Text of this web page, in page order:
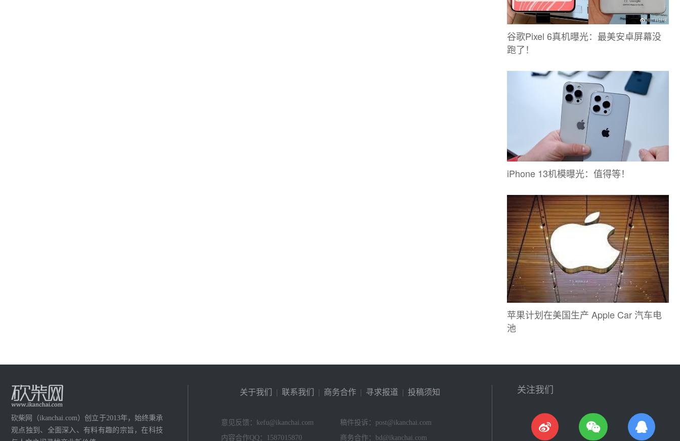
谷歌Pixel 6真机曝光：最美安卓屏幕没
跑了！
iPhone 13机模曝光：值得等！
苹果计划在美国生产 Apple Car 汽车电
池
砍柴网（ikanchai.com）创立于2013年，始终秉承
观点独到、全面深入、有料有趣的宗旨，在科技
关于我们 | 联系我们 | 商务合作 | 寻求报道 | 投稿须知
意见反馈：kefu@ikanchai.com
稿件投诉：post@ikanchai.com
内容合作QQ：1587015870
商务合作：bd@ikanchai.com
关注我们